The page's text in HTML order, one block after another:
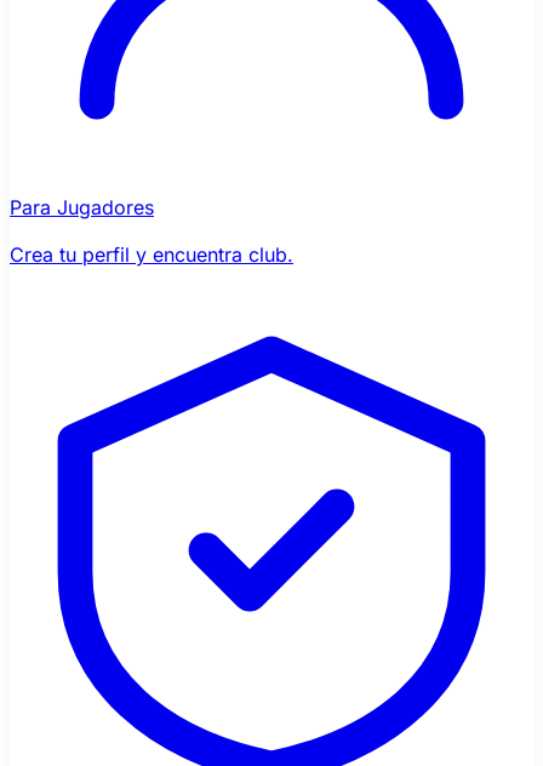
Para Jugadores
Crea tu perfil y encuentra club.